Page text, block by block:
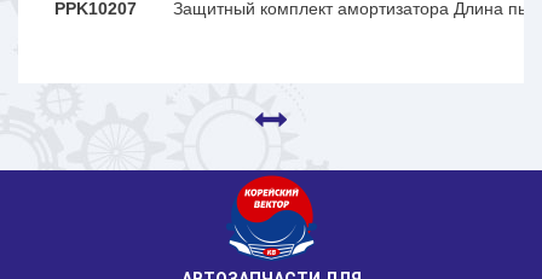
PPK10207 Защитный комплект амортизатора Длина пыл